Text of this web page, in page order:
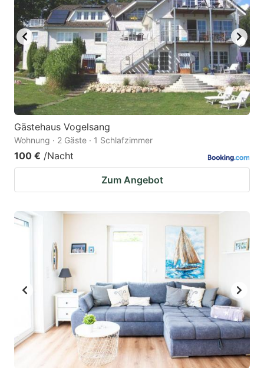
Gästehaus Vogelsang
Wohnung · 2 Gäste · 1 Schlafzimmer
100 € /Nacht
Zum Angebot